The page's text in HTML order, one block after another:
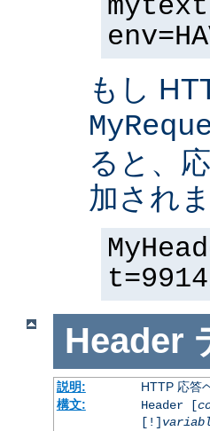
もし
ると、
加されま
Header
説明:
HTTP 応答
構文:
Header [
[!]